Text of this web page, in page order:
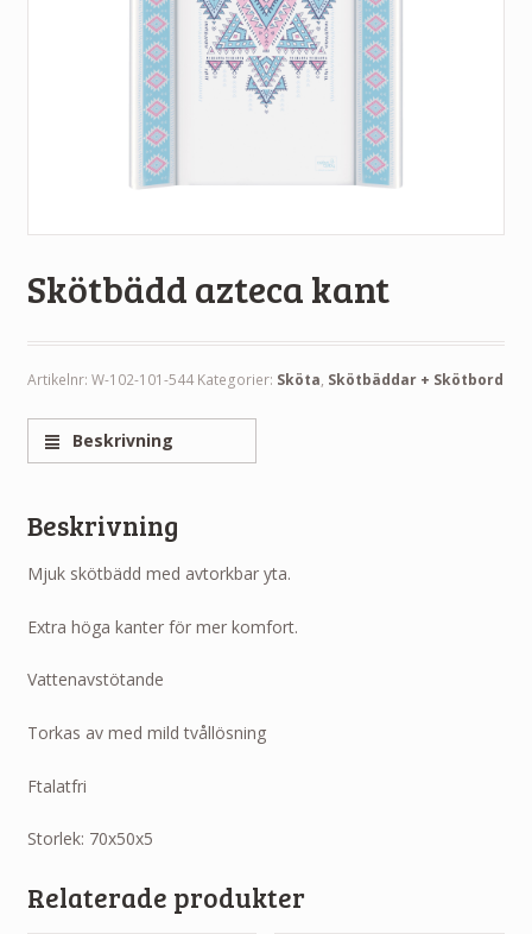
Skötbädd azteca kant
Artikelnr: W-102-101-544 Kategorier: Sköta, Skötbäddar + Skötbord
Beskrivning
Beskrivning
Mjuk skötbädd med avtorkbar yta.
Extra höga kanter för mer komfort.
Vattenavstötande
Torkas av med mild tvållösning
Ftalatfri
Storlek: 70x50x5
Relaterade produkter